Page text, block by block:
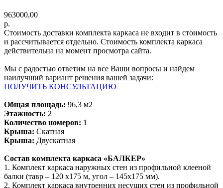
963000,00
р.
Стоимость доставки комплекта каркаса не входит в стоимость
и рассчитывается отдельно. Стоимость комплекта каркаса
действительна на момент просмотра сайта.
Мы с радостью ответим на все Ваши вопросы и найдем
наилучший вариант решения вашей задачи:
ПОЛУЧИТЬ КОНСУЛЬТАЦИЮ
Общая площадь: 96,3 м2
Этажность: 2
Количество номеров: 1
Крыша: Скатная
Крыша: Двускатная
Состав комплекта каркаса «БАЛКЕР»
1. Комплект каркаса наружных стен из профильной клееной
балки (тавр – 120 х175 м, угол – 145х175 мм).
2. Комплект каркаса внутренних несущих стен из профильной